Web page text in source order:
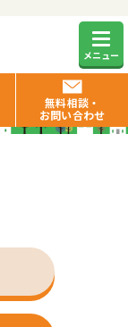
メニュー
無料相談・
お問い合わせ
ム一覧